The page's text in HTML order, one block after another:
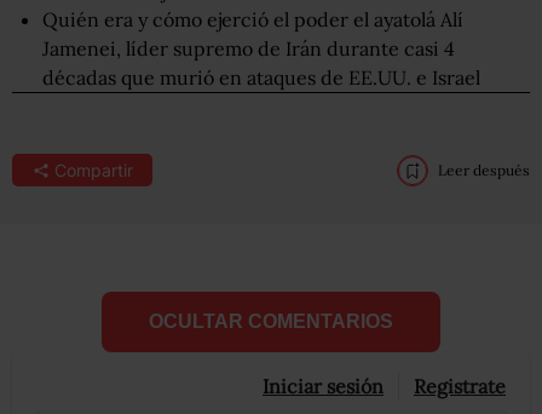
Quién era y cómo ejerció el poder el ayatolá Alí
Jamenei, líder supremo de Irán durante casi 4
décadas que murió en ataques de EE.UU. e Israel
Compartir Leer después
OCULTAR COMENTARIOS
Iniciar sesión Registrate